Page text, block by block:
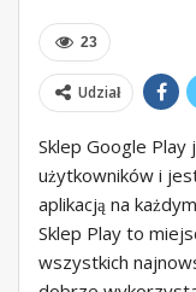
23
Udział
Sklep Google
użytkowników i
aplikacją na
Sklep Play to
wszystkich